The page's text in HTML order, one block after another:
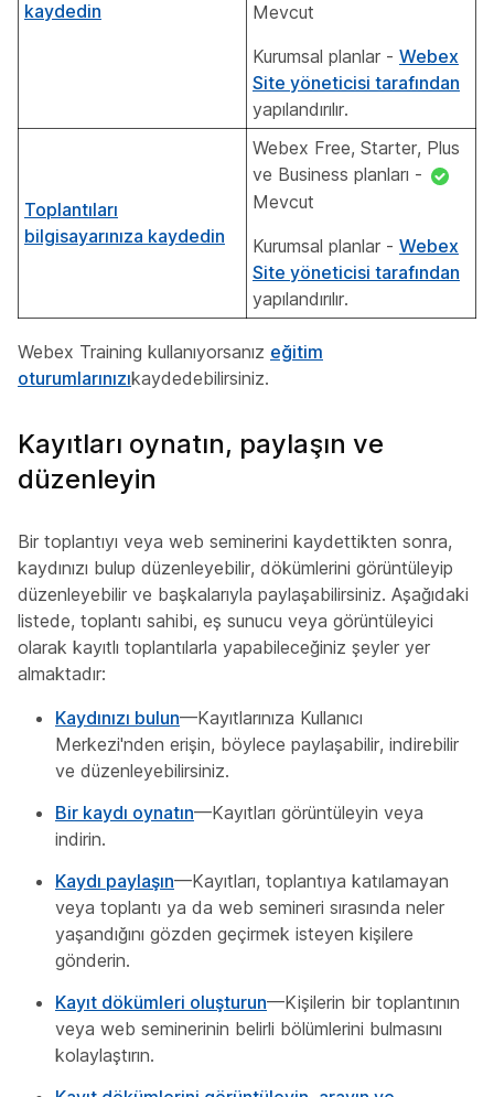
kaydedin
Mevcut
Kurumsal planlar - Webex
Site yöneticisi tarafından
yapılandırılır.
Toplantıları
bilgisayarınıza kaydedin
Webex Free, Starter, Plus
ve Business planları -
Mevcut
Kurumsal planlar - Webex
Site yöneticisi tarafından
yapılandırılır.
Webex Training kullanıyorsanız eğitim
oturumlarınızıkaydedebilirsiniz.
Kayıtları oynatın, paylaşın ve
düzenleyin
Bir toplantıyı veya web seminerini kaydettikten sonra,
kaydınızı bulup düzenleyebilir, dökümlerini görüntüleyip
düzenleyebilir ve başkalarıyla paylaşabilirsiniz. Aşağıdaki
listede, toplantı sahibi, eş sunucu veya görüntüleyici
olarak kayıtlı toplantılarla yapabileceğiniz şeyler yer
almaktadır:
Kaydınızı bulun—Kayıtlarınıza Kullanıcı
Merkezi'nden erişin, böylece paylaşabilir, indirebilir
ve düzenleyebilirsiniz.
Bir kaydı oynatın—Kayıtları görüntüleyin veya
indirin.
Kaydı paylaşın—Kayıtları, toplantıya katılamayan
veya toplantı ya da web semineri sırasında neler
yaşandığını gözden geçirmek isteyen kişilere
gönderin.
Kayıt dökümleri oluşturun—Kişilerin bir toplantının
veya web seminerinin belirli bölümlerini bulmasını
kolaylaştırın.